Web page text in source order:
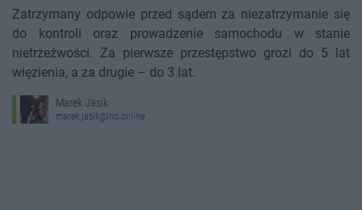
Zatrzymany odpowie przed sądem za niezatrzymanie się
do kontroli oraz prowadzenie samochodu w stanie
nietrzeźwości. Za pierwsze przestępstwo grozi do 5 lat
więzienia, a za drugie – do 3 lat.
Marek Jasik
marek.jasik@ino.online